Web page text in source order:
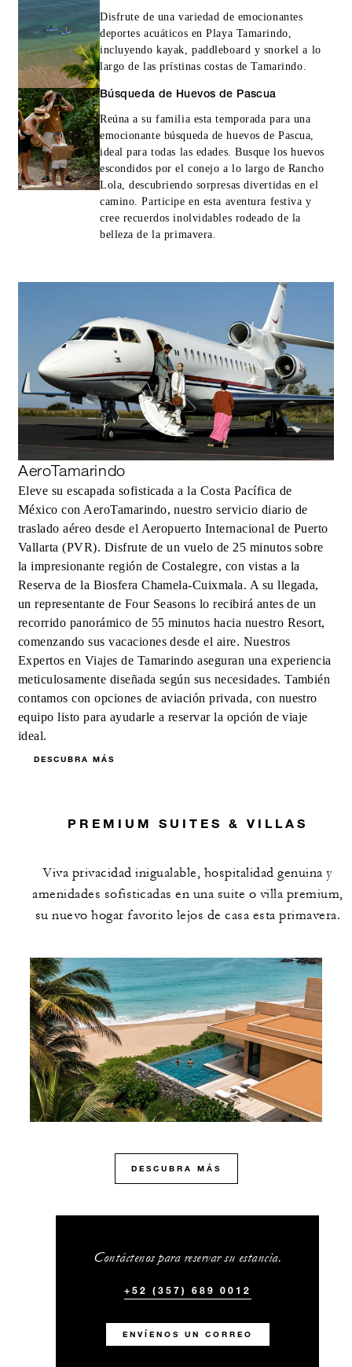
Disfrute de una variedad de emocionantes
deportes acuáticos en Playa Tamarindo,
incluyendo kayak, paddleboard y snorkel a lo
largo de las prístinas costas de Tamarindo.
Búsqueda de Huevos de Pascua
Reúna a su familia esta temporada para una
emocionante búsqueda de huevos de Pascua,
ideal para todas las edades. Busque los huevos
escondidos por el conejo a lo largo de Rancho
Lola, descubriendo sorpresas divertidas en el
camino. Participe en esta aventura festiva y
cree recuerdos inolvidables rodeado de la
belleza de la primavera.
AeroTamarindo
Eleve su escapada sofisticada a la Costa Pacífica de
México con AeroTamarindo, nuestro servicio diario de
traslado aéreo desde el Aeropuerto Internacional de Puerto
Vallarta (PVR). Disfrute de un vuelo de 25 minutos sobre
la impresionante región de Costalegre, con vistas a la
Reserva de la Biosfera Chamela-Cuixmala. A su llegada,
un representante de Four Seasons lo recibirá antes de un
recorrido panorámico de 55 minutos hacia nuestro Resort,
comenzando sus vacaciones desde el aire. Nuestros
Expertos en Viajes de Tamarindo aseguran una experiencia
meticulosamente diseñada según sus necesidades. También
contamos con opciones de aviación privada, con nuestro
equipo listo para ayudarle a reservar la opción de viaje
ideal.
DESCUBRA MÁS
PREMIUM SUITES & VILLAS
Viva privacidad inigualable, hospitalidad genuina y
amenidades sofisticadas en una suite o villa premium,
su nuevo hogar favorito lejos de casa esta primavera.
DESCUBRA MÁS
Contáctenos para reservar su estancia.
+52 (357) 689 0012
ENVÍENOS UN CORREO